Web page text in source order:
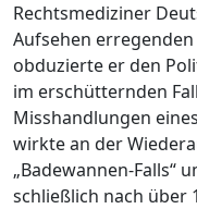
Rechtsmediziner
Aufsehen
obduzierte er den
im erschütternden
Misshandlungen
wirkte an der
„Badewannen-Falls“
schließlich nach über